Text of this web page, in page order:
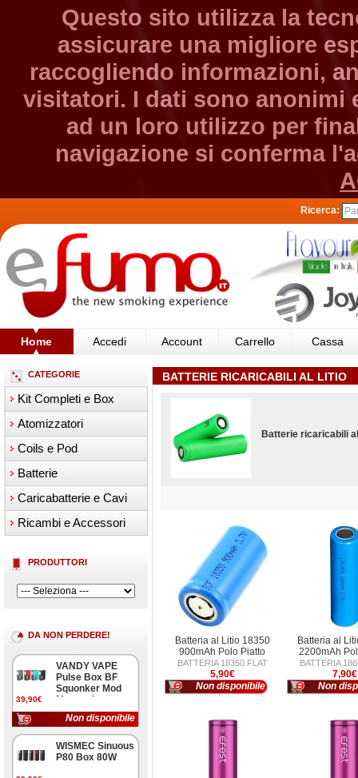
Questo sito utilizza la
assicurare una migliore
raccogliendo informazioni,
visitatori. I dati sono anonimi
ad un loro utilizzo per
navigazione si conferma
Ricerca:
Home Accedi Account Carrello Cassa
CATEGORIE
Kit Completi e Box
Atomizzatori
Coils e Pod
Batterie
Caricabatterie e Cavi
Ricambi e Accessori
PRODUTTORI
DA NON PERDERE!
39,90€
VANDY VAPE
Pulse Box BF
Squonker Mod
Meccanica
Non disponibile
WISMEC Sinuous
P80 Box 80W
BATTERIE RICARICABILI AL LITIO
Batterie ricaricabili
Batteria al Litio 18350
900mAh Polo Piatto
BATTERIA 18350 FLAT
5,90€
Non disponibile
Batteria al
2200mAh
BATTERIA
7,90€
Non